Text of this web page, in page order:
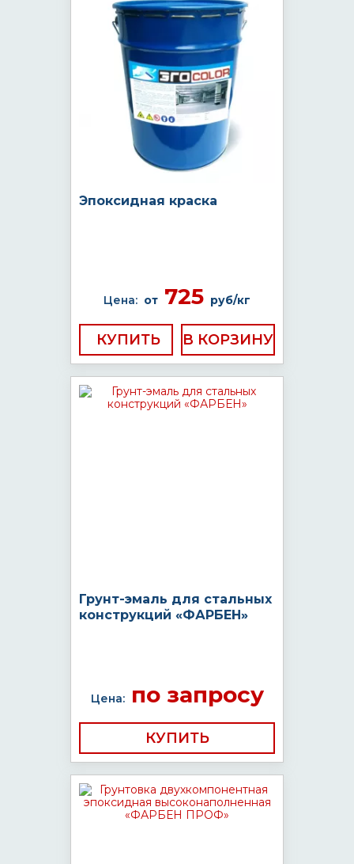
Эпоксидная краска
Цена: от 725 руб/кг
КУПИТЬ
Грунт-эмаль для стальных
конструкций «ФАРБЕН»
Цена:по запросу
КУПИТЬ